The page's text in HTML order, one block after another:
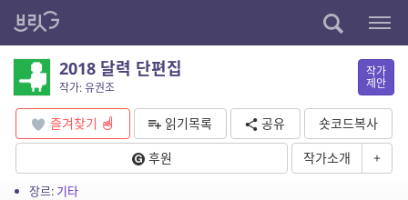
2018 달력 단편집
작가: 유권조
작가
제안
즐겨찾기 읽기목록 공유
숏코드복사
후원
작가소개 +
장르: 기타